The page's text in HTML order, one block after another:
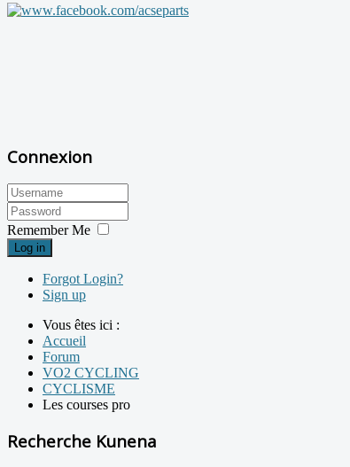
Connexion
Remember Me
Log in
Forgot Login?
Sign up
Vous êtes ici :
Accueil
Forum
VO2 CYCLING
CYCLISME
Les courses pro
Recherche Kunena